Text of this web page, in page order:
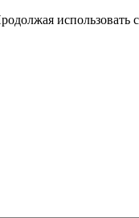
использовать